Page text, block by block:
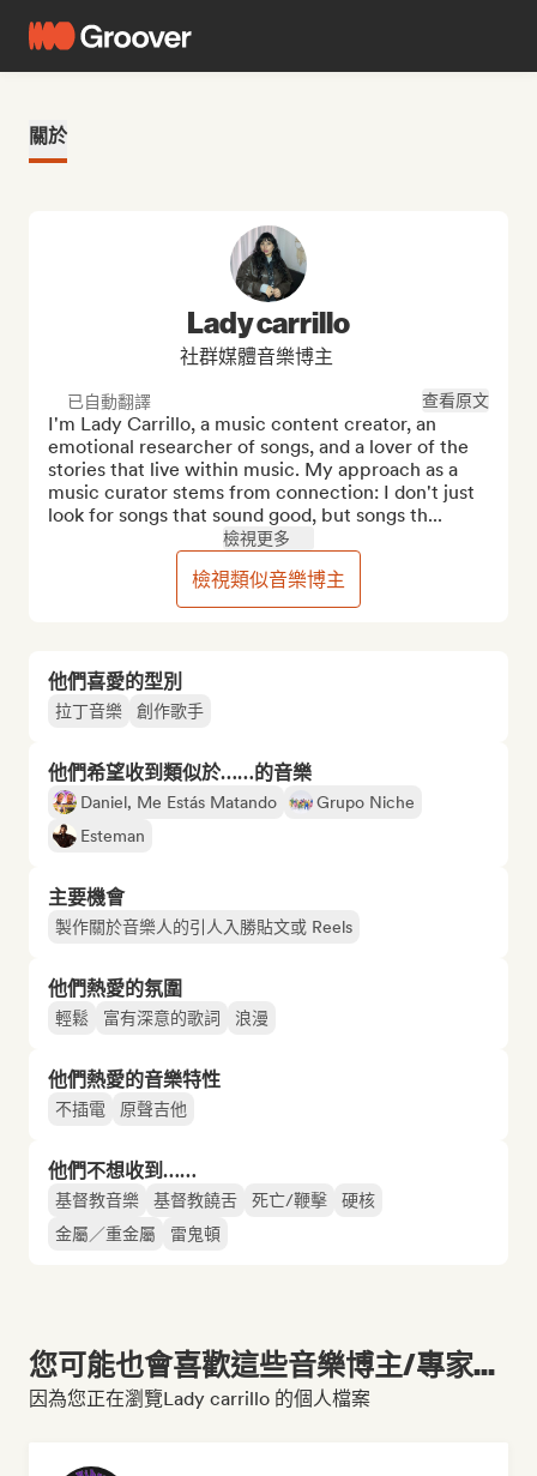
關於
他們喜愛的型別
拉丁音樂 創作歌手
他們希望收到類似於……的音樂
Daniel, Me Estás Matando
Grupo Niche
Esteman
主要機會
製作關於音樂人的引人入勝貼文或 Reels
他們熱愛的氛圍
輕鬆 富有深意的歌詞 浪漫
他們熱愛的音樂特性
不插電 原聲吉他
他們不想收到……
基督教音樂 基督教饒舌 死亡/鞭擊
硬核
金屬／重金屬
雷鬼頓
Lady carrillo
社群媒體音樂博主
已自動翻譯 查看原文
I'm Lady Carrillo, a music content creator, an
emotional researcher of songs, and a lover of the
stories that live within music. My approach as a
music curator stems from connection: I don't just
look for songs that sound good, but songs th...
檢視更多
檢視類似音樂博主
您可能也會喜歡這些音樂博主/專家...
因為您正在瀏覽Lady carrillo 的個人檔案